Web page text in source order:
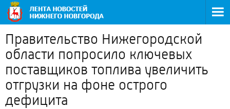
Правительство Нижегородской
области попросило ключевых
поставщиков топлива увеличить
отгрузки на фоне острого
дефицита